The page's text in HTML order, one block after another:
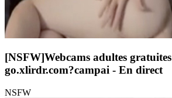
[NSFW]Webcams adultes gratuites
go.xlirdr.com?campai - En direct
NSFW